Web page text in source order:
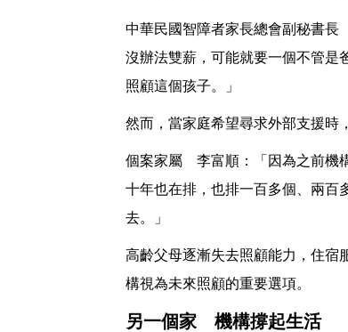
中華民國智障者家長總會副秘書
沒辦法雙薪，可能就要一個不管是
照顧這個孩子。」
然而，當家庭希望尋求外部支援時
個案家屬 李富順：「因為之前機
十年也在排，也排一百多個、兩百
去。」
高齡父母逐漸失去照顧能力，住宿
構視為未來照顧的重要選項。
另一個家 機構撐起生活